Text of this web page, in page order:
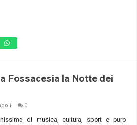
Fossacesia la Notte dei
0
di musica, cultura, sport e puro